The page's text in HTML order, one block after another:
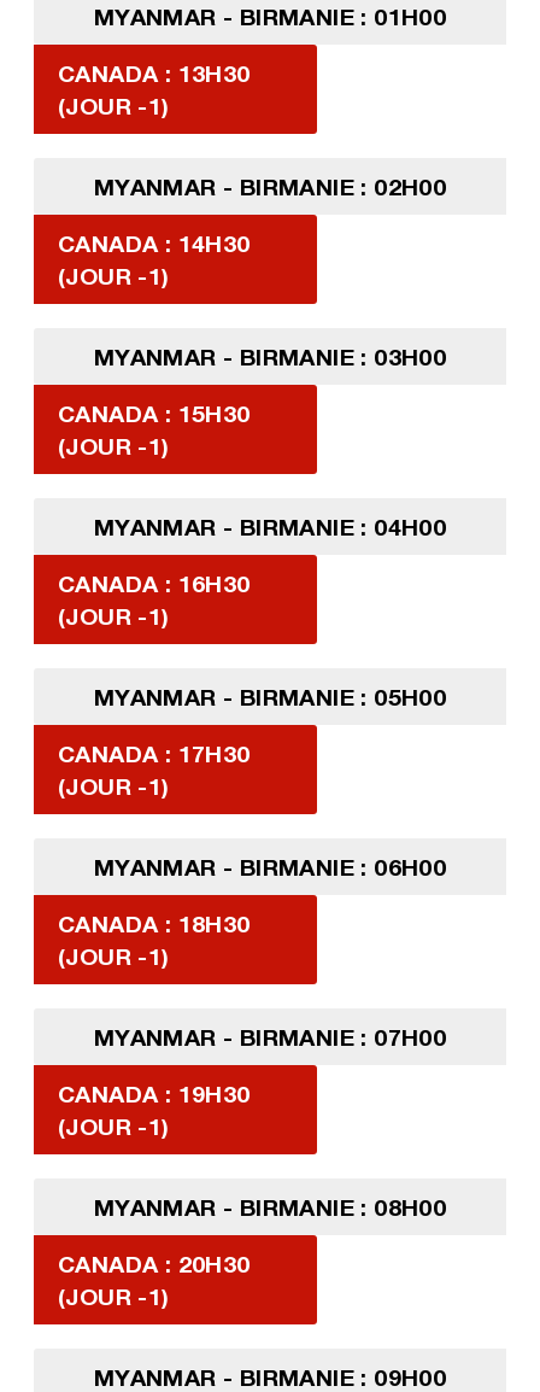
MYANMAR - BIRMANIE : 01H00
CANADA : 13H30
(JOUR -1)
MYANMAR - BIRMANIE : 02H00
CANADA : 14H30
(JOUR -1)
MYANMAR - BIRMANIE : 03H00
CANADA : 15H30
(JOUR -1)
MYANMAR - BIRMANIE : 04H00
CANADA : 16H30
(JOUR -1)
MYANMAR - BIRMANIE : 05H00
CANADA : 17H30
(JOUR -1)
MYANMAR - BIRMANIE : 06H00
CANADA : 18H30
(JOUR -1)
MYANMAR - BIRMANIE : 07H00
CANADA : 19H30
(JOUR -1)
MYANMAR - BIRMANIE : 08H00
CANADA : 20H30
(JOUR -1)
MYANMAR - BIRMANIE : 09H00